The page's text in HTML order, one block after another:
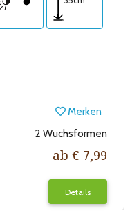
Merken
2 Wuchsformen
ab € 7,99
Details